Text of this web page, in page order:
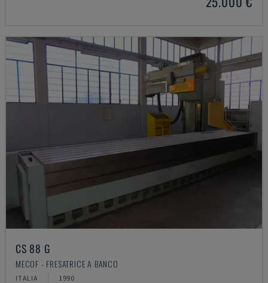
CS 88 G
MECOF - FRESATRICE A BANCO
ITALIA 1990